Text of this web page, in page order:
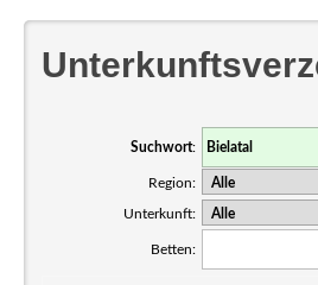
Suchwort:
Region:
Unterkunft:
Betten: